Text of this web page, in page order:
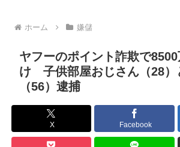
小泉進次郎、自衛隊の退役軍人への「支援庁
日本政府、通信監視へ 「トクリュウ対策」
みい山作者「消せ消せ消せ消せ消せ消せ消
ヤニねこ、BPOで問題視されるwww
海外「日本の電車旅で最高に気分を上げて
福島県民「え！？俺らへの復興支援は一時停
韓国人「韓国が熊本地震で飲料水1万本送っ
ホーム 嫌儲
ヤフーのポイント詐欺で
け 子供部屋おじさん（28）
（56）逮捕
X Facebook